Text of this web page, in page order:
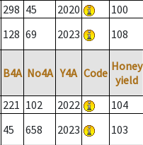
298 45 2020 100
128 69 2023 108
B4A No4A Y4A Code Honey
yield
221 102 2022 104
45 658 2023 103